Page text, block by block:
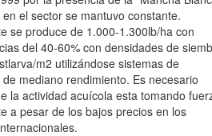
el sector se mantuvo constante.
se produce de 1.000-1.300lb/ha con
del 40-60% con densidades de
m2 utilizándose sistemas de
mediano rendimiento. Es necesario
la actividad acuícola esta tomando
a pesar de los bajos precios en los